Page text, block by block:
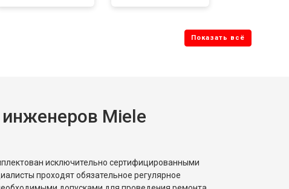
Miele
исключительно сертифицированными
проходят обязательное регулярное